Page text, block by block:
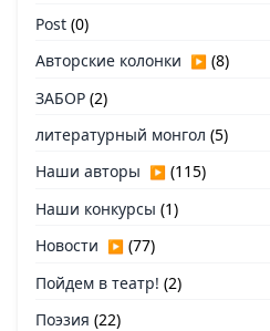
Post (0)
Авторские колонки ▶ (8)
ЗАБОР (2)
литературный монгол (5)
Наши авторы ▶ (115)
Наши конкурсы (1)
Новости ▶ (77)
Пойдем в театр! (2)
Поэзия (22)